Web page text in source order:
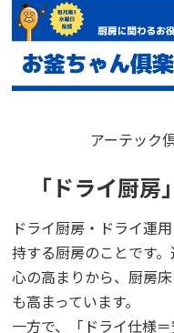
アーテック
「ドライ厨
ドライ厨房・ドライ運
持する厨房のことです
心の高まりから、厨房
も高まっています。
一方で、「ドライ仕様